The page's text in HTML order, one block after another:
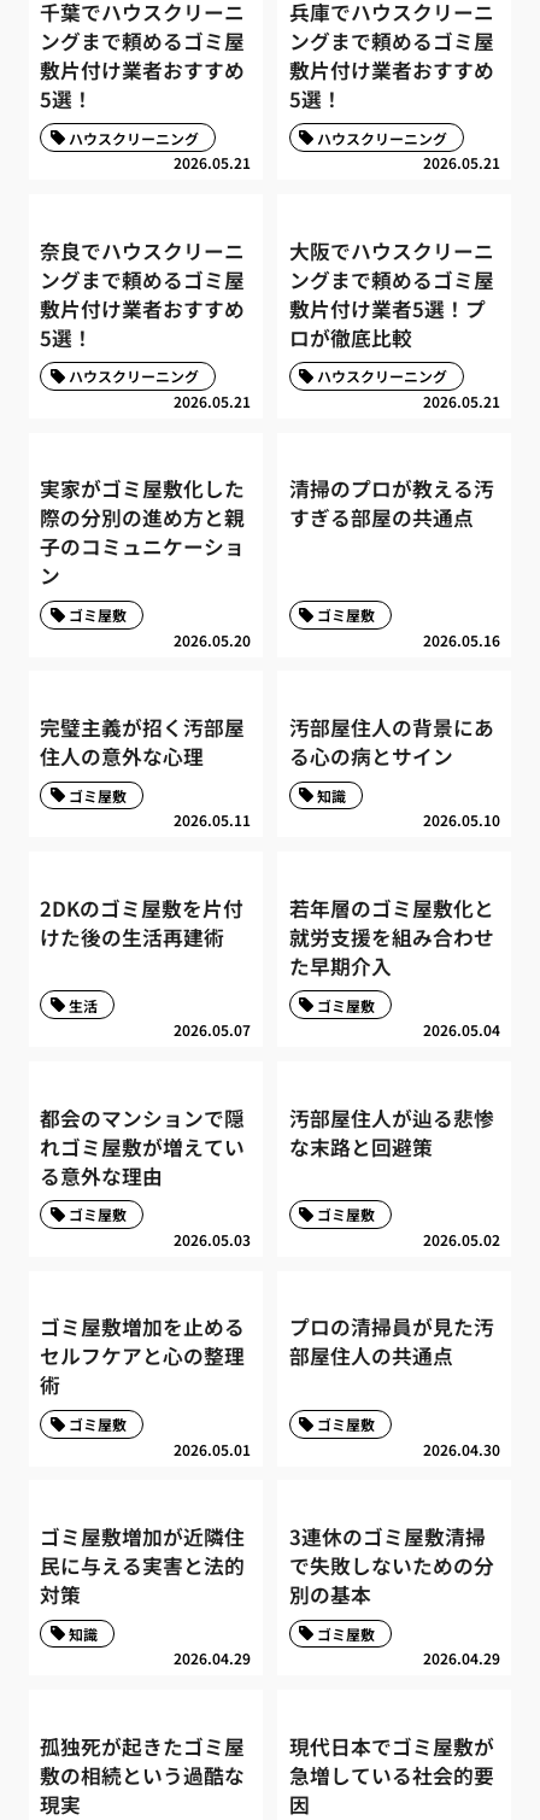
千葉でハウスクリーニ
ングまで頼めるゴミ屋
敷片付け業者おすすめ
5選！
2026.05.21
ハウスクリーニング
兵庫でハウスクリーニ
ングまで頼めるゴミ屋
敷片付け業者おすすめ
5選！
2026.05.21
ハウスクリーニング
奈良でハウスクリーニ
ングまで頼めるゴミ屋
敷片付け業者おすすめ
5選！
2026.05.21
ハウスクリーニング
大阪でハウスクリーニ
ングまで頼めるゴミ屋
敷片付け業者5選！プ
ロが徹底比較
2026.05.21
ハウスクリーニング
実家がゴミ屋敷化した
際の分別の進め方と親
子のコミュニケーショ
ン
2026.05.20
ゴミ屋敷
清掃のプロが教える汚
すぎる部屋の共通点
2026.05.16
ゴミ屋敷
完璧主義が招く汚部屋
住人の意外な心理
2026.05.11
ゴミ屋敷
汚部屋住人の背景にあ
る心の病とサイン
2026.05.10
知識
2DKのゴミ屋敷を片付
けた後の生活再建術
2026.05.07
生活
若年層のゴミ屋敷化と
就労支援を組み合わせ
た早期介入
2026.05.04
ゴミ屋敷
都会のマンションで隠
れゴミ屋敷が増えてい
る意外な理由
2026.05.03
ゴミ屋敷
汚部屋住人が辿る悲惨
な末路と回避策
2026.05.02
ゴミ屋敷
ゴミ屋敷増加を止める
セルフケアと心の整理
術
2026.05.01
ゴミ屋敷
プロの清掃員が見た汚
部屋住人の共通点
2026.04.30
ゴミ屋敷
ゴミ屋敷増加が近隣住
民に与える実害と法的
対策
2026.04.29
知識
3連休のゴミ屋敷清掃
で失敗しないための分
別の基本
2026.04.29
ゴミ屋敷
孤独死が起きたゴミ屋
敷の相続という過酷な
現実
現代日本でゴミ屋敷が
急増している社会的要
因